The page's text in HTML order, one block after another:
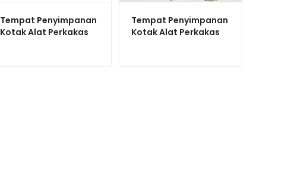
Tempat Penyimpanan
Kotak Alat Perkakas
Tempat Penyimpanan
Kotak Alat Perkakas